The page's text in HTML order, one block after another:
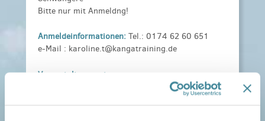
Bitte nur mit Anmeldng!
Anmeldeinformationen: Tel.: 0174 62 60 651
e-Mail : karoline.t@kangatraining.de
Veranstaltungsort:
NGK West UM Prenzlau, Georg-Dreke-Ring 58A,